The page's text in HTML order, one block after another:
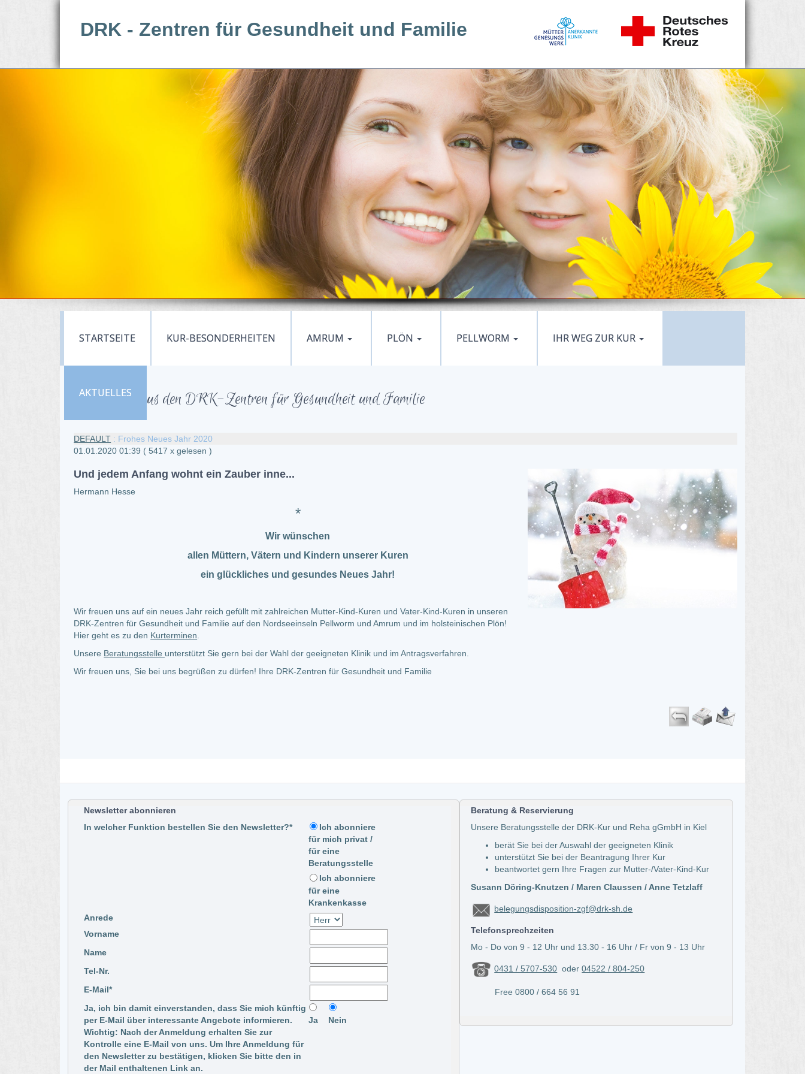
DRK - Zentren für Gesundheit und Familie
STARTSEITE KUR-BESONDERHEITEN AMRUM PLÖN PELLWORM IHR WEG ZUR KUR
AKTUELLES
Neuigkeiten aus den DRK-Zentren für Gesundheit und Familie
DEFAULT : Frohes Neues Jahr 2020
01.01.2020 01:39 ( 5417 x gelesen )
Und jedem Anfang wohnt ein Zauber inne...
Hermann Hesse
*
Wir wünschen
allen Müttern, Vätern und Kindern unserer Kuren
ein glückliches und gesundes Neues Jahr!
Wir freuen uns auf ein neues Jahr reich gefüllt mit zahlreichen Mutter-Kind-Kuren und Vater-Kind-Kuren in unseren
DRK-Zentren für Gesundheit und Familie auf den Nordseeinseln Pellworm und Amrum und im holsteinischen Plön!
Hier geht es zu den Kurterminen
Unsere Beratungsstelle unterstützt Sie gern bei der Wahl der geeigneten Klinik und im Antragsverfahren.
Wir freuen uns, Sie bei uns begrüßen zu dürfen! Ihre DRK-Zentren für Gesundheit und Familie
Newsletter abonnieren
In welcher Funktion bestellen Sie den Newsletter?*
Ich abonniere
für mich privat /
für eine
Beratungsstelle
Ich abonniere
für eine
Krankenkasse
Anrede
Vorname
Name
Tel-Nr.
E-Mail*
Ja, ich bin damit einverstanden, dass Sie mich künftig
per E-Mail über interessante Angebote informieren.
Wichtig: Nach der Anmeldung erhalten Sie zur
Kontrolle eine E-Mail von uns. Um Ihre Anmeldung für
den Newsletter zu bestätigen, klicken Sie bitte den in
der Mail enthaltenen Link an.
Ja Nein
Beratung & Reservierung
Unsere Beratungsstelle der DRK-Kur und Reha gGmbH in Kiel
berät Sie bei der Auswahl der geeigneten Klinik
unterstützt Sie bei der Beantragung Ihrer Kur
beantwortet gern Ihre Fragen zur Mutter-/Vater-Kind-Kur
Susann Döring-Knutzen / Maren Claussen / Anne Tetzlaff
belegungsdisposition-zgf@drk-sh.de
Telefonsprechzeiten
Mo - Do von 9 - 12 Uhr und 13.30 - 16 Uhr / Fr von 9 - 13 Uhr
0431 / 5707-530 oder04522 / 804-250
Free 0800 / 664 56 91